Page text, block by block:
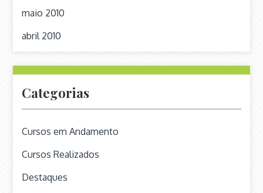
maio 2010
abril 2010
Categorias
Cursos em Andamento
Cursos Realizados
Destaques